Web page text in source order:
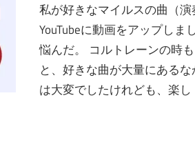
私が好きなマイルスの曲（演
YouTubeに動画をアップしま
悩んだ。 コルトレーンの時
と、好きな曲が大量にある
は大変でしたけれども、楽し